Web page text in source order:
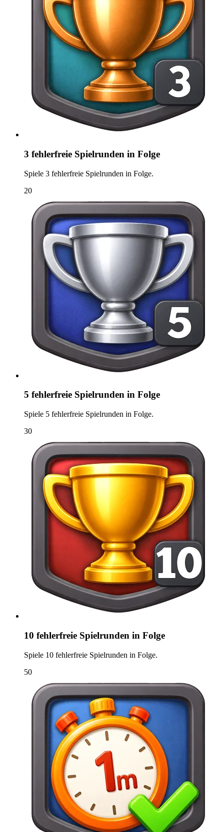
3 fehlerfreie Spielrunden in Folge
Spiele 3 fehlerfreie Spielrunden in Folge.
20
5 fehlerfreie Spielrunden in Folge
Spiele 5 fehlerfreie Spielrunden in Folge.
30
10 fehlerfreie Spielrunden in Folge
Spiele 10 fehlerfreie Spielrunden in Folge.
50